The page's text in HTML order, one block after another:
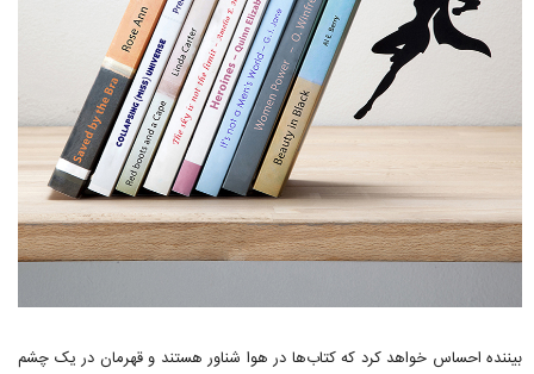
بیننده احساس خواهد کرد که کتاب‌ها در هوا شناور هستند و قهرمان در یک چشم